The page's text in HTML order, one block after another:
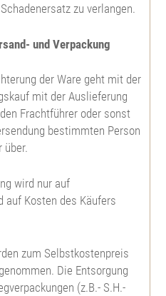
zu verlangen.
und Verpackung
der Ware geht mit der
mit der Auslieferung
Frachtführer oder sonst
bestimmten Person
über.
wird nur auf
auf Kosten des Käufers
zum Selbstkostenpreis
Die Entsorgung
(z.B.- S.H.-